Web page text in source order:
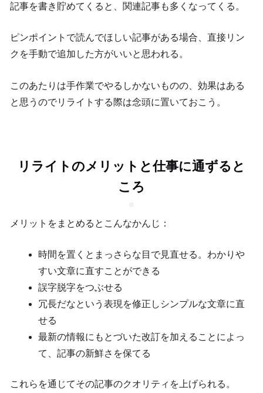
記事を書き貯めてくると、関連記事も多くなってくる。
ピンポイントで読んでほしい記事がある場合、直接リン
クを手動で追加した方がいいと思われる。
このあたりは手作業でやるしかないものの、効果はある
と思うのでリライトする際は念頭に置いておこう。
リライトのメリットと仕事に通ずると
ころ
メリットをまとめるとこんなかんじ：
時間を置くとまっさらな目で見直せる。わかりや
すい文章に直すことができる
誤字脱字をつぶせる
冗長だなという表現を修正しシンプルな文章に直
せる
最新の情報にもとづいた改訂を加えることによっ
て、記事の新鮮さを保てる
これらを通じてその記事のクオリティを上げられる。